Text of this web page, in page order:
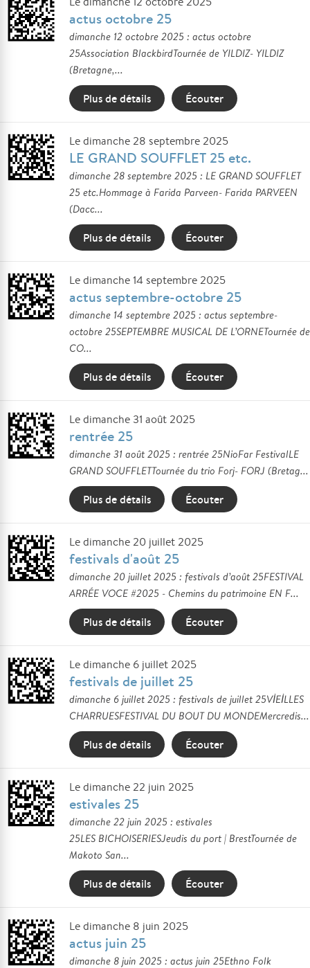
actus octobre 25
dimanche 12 octobre 2025 : actus octobre
25Association BlackbirdTournée de YILDIZ- YILDIZ
(Bretagne,...
Plus de détails Écouter
Le dimanche 28 septembre 2025
LE GRAND SOUFFLET 25 etc.
dimanche 28 septembre 2025 : LE GRAND SOUFFLET
25 etc.Hommage à Farida Parveen- Farida PARVEEN
(Dacc...
Plus de détails Écouter
Le dimanche 14 septembre 2025
actus septembre-octobre 25
dimanche 14 septembre 2025 : actus septembre-
octobre 25SEPTEMBRE MUSICAL DE L’ORNETournée de
CO...
Plus de détails Écouter
Le dimanche 31 août 2025
rentrée 25
dimanche 31 août 2025 : rentrée 25NioFar FestivalLE
GRAND SOUFFLETTournée du trio Forj- FORJ (Bretag...
Plus de détails Écouter
Le dimanche 20 juillet 2025
festivals d'août 25
dimanche 20 juillet 2025 : festivals d’août 25FESTIVAL
ARRÉE VOCE #2025 - Chemins du patrimoine EN F...
Plus de détails Écouter
Le dimanche 6 juillet 2025
festivals de juillet 25
dimanche 6 juillet 2025 : festivals de juillet 25VİEİLLES
CHARRUESFESTIVAL DU BOUT DU MONDEMercredis...
Plus de détails Écouter
Le dimanche 22 juin 2025
estivales 25
dimanche 22 juin 2025 : estivales
25LES BICHOISERIESJeudis du port | BrestTournée de
Makoto San...
Plus de détails Écouter
Le dimanche 8 juin 2025
actus juin 25
dimanche 8 juin 2025 : actus juin 25Ethno Folk